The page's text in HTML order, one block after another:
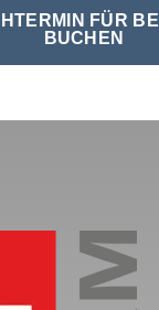
FÜR
BUCHEN